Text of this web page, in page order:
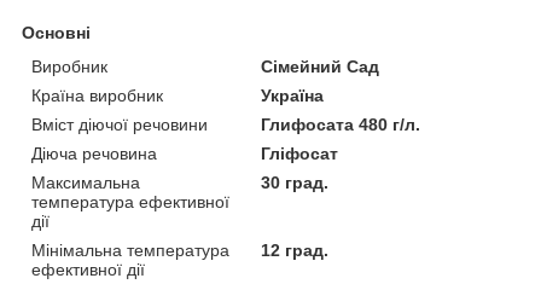
Основні
Виробник
Сімейний Сад
Країна виробник
Україна
Вміст діючої речовини
Глифосата 480 г/л.
Діюча речовина
Гліфосат
Максимальна
температура ефективної
дії
30 град.
Мінімальна температура
ефективної дії
12 град.